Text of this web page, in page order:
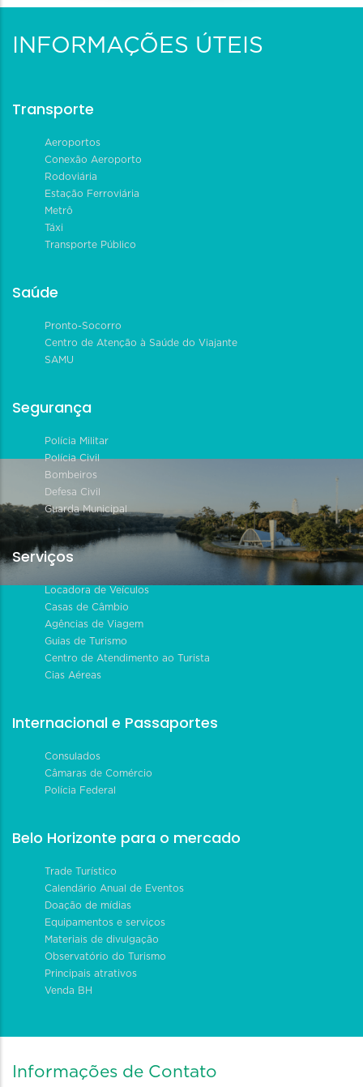
INFORMAÇÕES ÚTEIS
Transporte
Aeroportos
Conexão Aeroporto
Rodoviária
Estação Ferroviária
Metrô
Táxi
Transporte Público
Saúde
Pronto-Socorro
Centro de Atenção à Saúde do Viajante
SAMU
Segurança
Polícia Militar
Polícia Civil
Bombeiros
Defesa Civil
Guarda Municipal
Serviços
Locadora de Veículos
Casas de Câmbio
Agências de Viagem
Guias de Turismo
Centro de Atendimento ao Turista
Cias Aéreas
Internacional e Passaportes
Consulados
Câmaras de Comércio
Polícia Federal
Belo Horizonte para o mercado
Trade Turístico
Calendário Anual de Eventos
Doação de mídias
Equipamentos e serviços
Materiais de divulgação
Observatório do Turismo
Principais atrativos
Venda BH
Informações de Contato